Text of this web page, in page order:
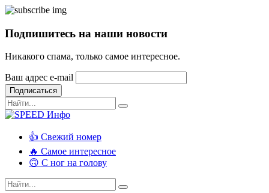
Подпишитесь на наши новости
Никакого спама, только самое интересное.
Ваш адрес e-mail
Подписаться
👍 Свежий номер
🔥 Самое интересное
🙃 С ног на голову